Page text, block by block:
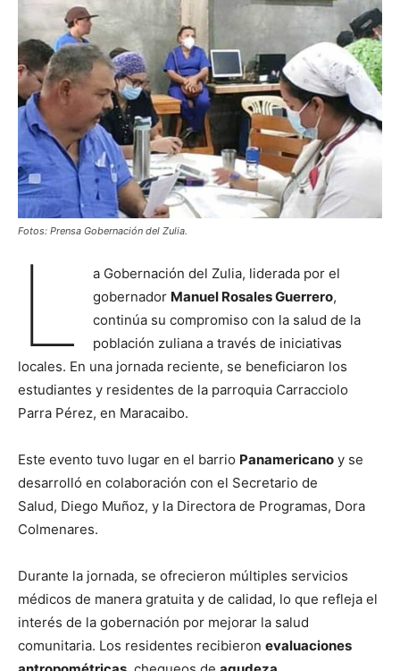
Fotos: Prensa Gobernación del Zulia.
L
a Gobernación del Zulia, liderada por el
gobernador Manuel Rosales Guerrero,
continúa su compromiso con la salud de la
población zuliana a través de iniciativas
locales. En una jornada reciente, se beneficiaron los
estudiantes y residentes de la parroquia Carracciolo
Parra Pérez, en Maracaibo.
Este evento tuvo lugar en el barrio Panamericano y se
desarrolló en colaboración con el Secretario de
Salud, Diego Muñoz, y la Directora de Programas, Dora
Colmenares.
Durante la jornada, se ofrecieron múltiples servicios
médicos de manera gratuita y de calidad, lo que refleja el
interés de la gobernación por mejorar la salud
comunitaria. Los residentes recibieron evaluaciones